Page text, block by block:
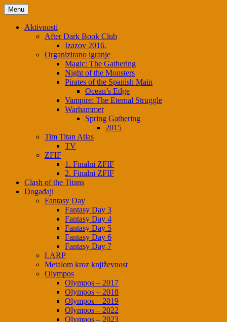
Skip
to
content
Menu
Aktivnosti
After Dark Book Club
Izazov 2016.
Organizirano igranje
Magic: The Gathering
Night of the Monsters
Pirates of the Spanish Main
Ocean’s Edge
Vampire: The Eternal Struggle
Warhammer
Spring Gathering
2015
Tim Titan Atlas
TV
ZFIF
1. Finalni ZFIF
2. Finalni ZFIF
Clash of the Titans
Događaji
Fantasy Day
Fantasy Day 3
Fantasy Day 4
Fantasy Day 5
Fantasy Day 6
Fantasy Day 7
LARP
Metalom kroz književnost
Olympos
Olympos – 2017
Olympos – 2018
Olympos – 2019
Olympos – 2022
Olympos – 2023